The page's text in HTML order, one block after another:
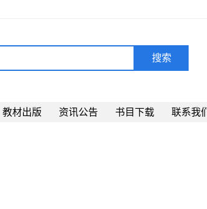
教材出版 资讯公告 书目下载 联系我们